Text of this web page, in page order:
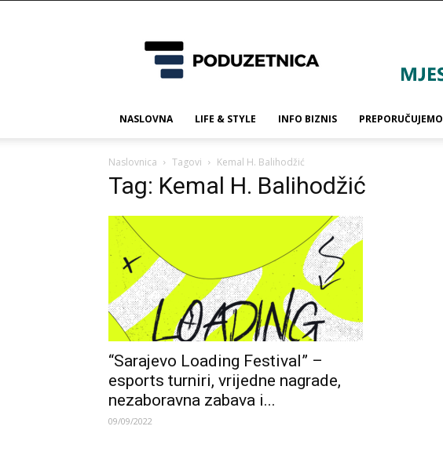
NASLOVNA LIFE & STYLE INFO BIZNIS PREPORUČUJEMO
Naslovnica Tagovi Kemal H. Balihodžić
Tag: Kemal H. Balihodžić
“Sarajevo Loading Festival” –
esports turniri, vrijedne nagrade,
nezaboravna zabava i...
09/09/2022